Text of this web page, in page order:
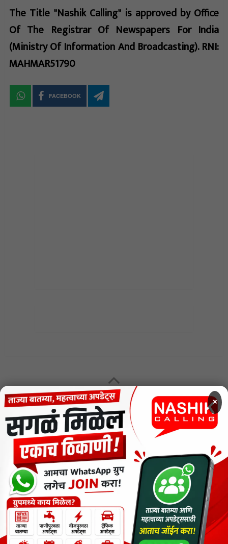
The Title "Nashik Calling" is approved by Office
Of The Registrar Of Newspapers For India
(Ministry Of Information And Broadcasting). RNI:
MAHMAR51790
FACEBOOK
MENU
CODE OF ETHICS FOR DIGITAL NEWS WEBSITES
Contact Us
Privacy Policy
Short News
ThemeNcode PDF Viewer SC [Do not Delete]
वाचकांना विनम्र सूचना
×